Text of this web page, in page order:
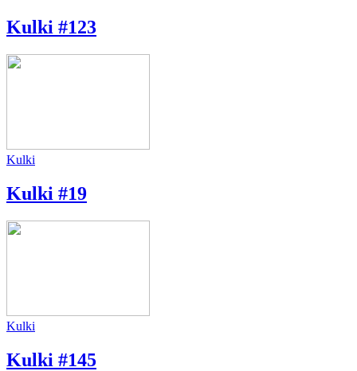
Kulki #123
Kulki
Kulki #19
Kulki
Kulki #145